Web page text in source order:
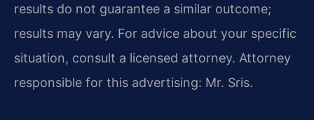
results do not guarantee a similar outcome;
results may vary. For advice about your specific
situation, consult a licensed attorney. Attorney
responsible for this advertising: Mr. Sris.